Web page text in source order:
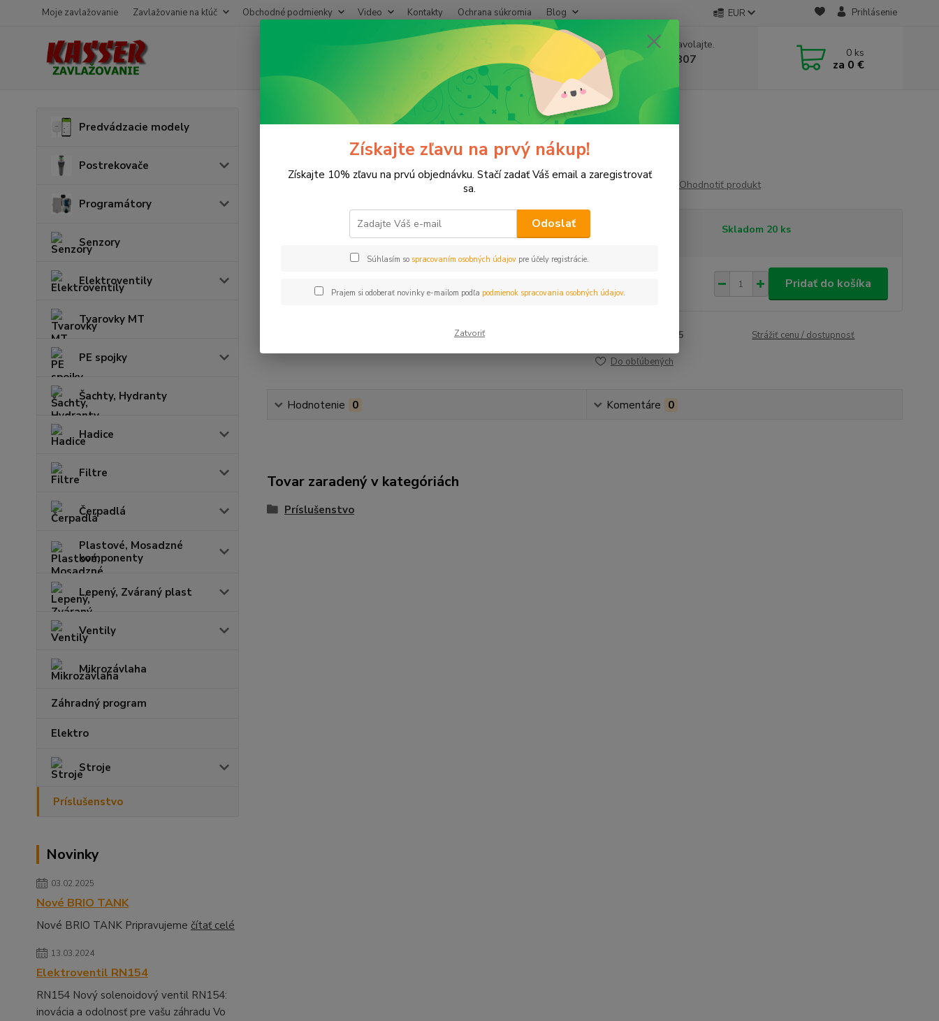
Moje zavlažovanie Zavlažovanie na kľúč Obchodné podmienky Video Kontakty Ochrana súkromia Blog EUR Prihlásenie
Neviete si rady? Zavolajte.
+421 911 131 807
(Po-Pia, 8-17 hod.)
0 ks
za 0 €
Predvádzacie modely
Postrekovače
Programátory
Senzory
Elektroventily
Tvarovky MT
PE spojky
Šachty, Hydranty
Hadice
Filtre
Čerpadlá
Plastové, Mosadzné
komponenty
Lepený, Zváraný plast
Ventily
Mikrozávlaha
Záhradný program
Elektro
Stroje
Príslušenstvo
Novinky
03.02.2025
Nové BRIO TANK
Nové BRIO TANK Pripravujeme čítať celé
13.03.2024
Elektroventil RN154
RN154 Nový solenoidový ventil RN154:
inovácia a odolnosť pre vašu záhradu Vo
Príslušenstvo Skoba s plochou drážkou 4x40mm
Skoba s plochou drážkou 4x40mm
Ohodnotiť produkt
Skladom 20 ks
0,27 €
Pridať do košíka
1895 Strážiť cenu / dostupnosť
Do obľúbených
Hodnotenie 0 Komentáre 0
Tovar zaradený v kategóriách
Príslušenstvo
Získajte zľavu na prvý nákup!
Získajte 10% zľavu na prvú objednávku. Stačí zadať Váš email a zaregistrovať
sa.
Odoslať
Súhlasím so spracovaním osobných údajov pre účely registrácie.
Prajem si odoberať novinky e-mailom podľa podmienok spracovania osobných údajov.
Zatvoriť